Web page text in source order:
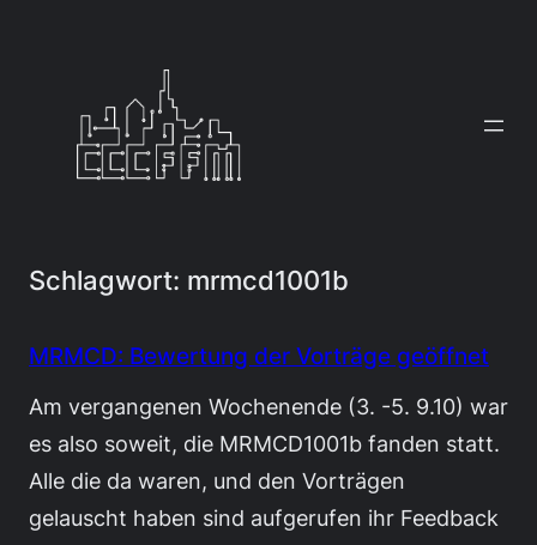
Schlagwort: mrmcd1001b
MRMCD: Bewertung der Vorträge geöffnet
Am vergangenen Wochenende (3. -5. 9.10) war
es also soweit, die MRMCD1001b fanden statt.
Alle die da waren, und den Vorträgen
gelauscht haben sind aufgerufen ihr Feedback